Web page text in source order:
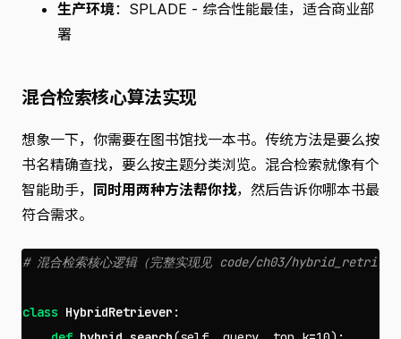
生产环境：SPLADE - 综合性能最佳，适合商业部
署
混合检索核心算法实现
想象一下，你需要在图书馆找一本书。传统方法是要么按
书名精确查找，要么按主题分类浏览。混合检索就像有个
智能助手，
同时用两种方法帮你找，然后告诉你哪本书最
符合需求。
class HybridRetriever :